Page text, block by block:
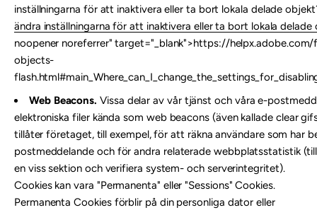
inställningarna för att inaktivera eller ta bort lokala delade
ändra inställningarna för att inaktivera eller ta bort lokala delade
noopener noreferrer" target="_blank">https://
objects-
Web Beacons. Vissa delar av vår tjänst och våra e-
elektroniska filer kända som web beacons (även kallade clear
tillåter företaget, till exempel, för att räkna användare som har
postmeddelande och för andra relaterade webbplatsstatistik
en viss sektion och verifiera system- och serverintegritet).
Cookies kan vara "Permanenta" eller "Sessions" Cookies.
Permanenta Cookies förblir på din personliga dator eller